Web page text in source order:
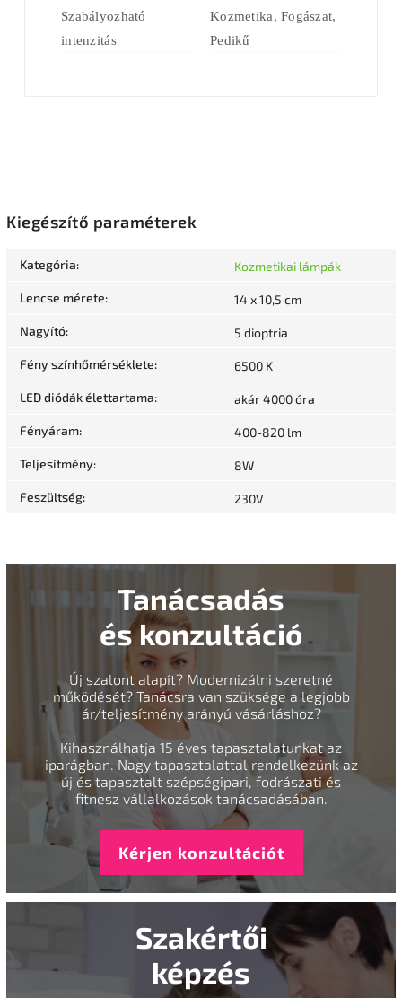
Szabályozható
intenzitás
Kozmetika, Fogászat,
Pedikű
Kiegészítő paraméterek
Kategória: Kozmetikai lámpák
Lencse mérete: 14 x 10,5 cm
Nagyító: 5 dioptria
Fény színhőmérséklete: 6500 K
LED diódák élettartama: akár 4000 óra
Fényáram: 400-820 lm
Teljesítmény: 8W
Feszültség: 230V
Tanácsadás
és konzultáció
Új szalont alapít? Modernizálni szeretné
működését? Tanácsra van szüksége a legjobb
ár/teljesítmény arányú vásárláshoz?
Kihasználhatja 15 éves tapasztalatunkat az
iparágban. Nagy tapasztalattal rendelkezünk az
új és tapasztalt szépségipari, fodrászati és
fitnesz vállalkozások tanácsadásában.
Kérjen konzultációt
Szakértői
képzés